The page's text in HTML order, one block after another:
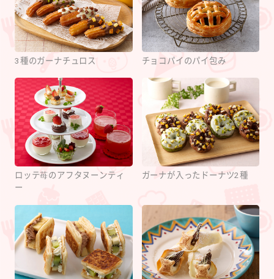
3種のガーナチュロス チョコパイのパイ包み
ロッテ苺のアフタヌーンティ
ー
ガーナが入ったドーナツ2種